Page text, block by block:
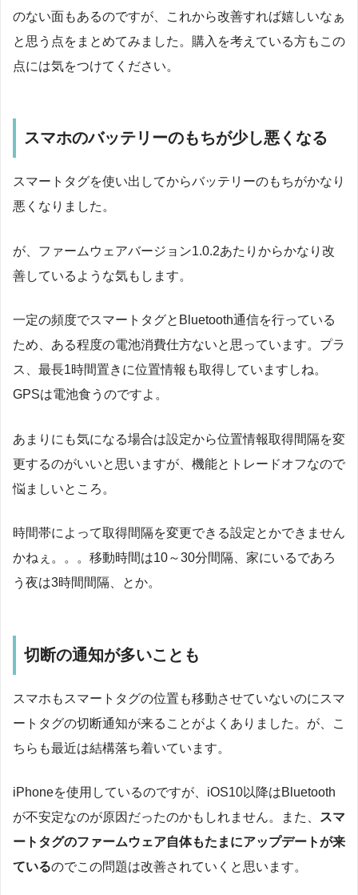
のない面もあるのですが、これから改善すれば嬉しいなぁ
と思う点をまとめてみました。購入を考えている方もこの
点には気をつけてください。
スマホのバッテリーのもちが少し悪くなる
スマートタグを使い出してからバッテリーのもちがかなり
悪くなりました。
が、ファームウェアバージョン1.0.2あたりからかなり改
善しているような気もします。
一定の頻度でスマートタグとBluetooth通信を行っている
ため、ある程度の電池消費仕方ないと思っています。プラ
ス、最長1時間置きに位置情報も取得していますしね。
GPSは電池食うのですよ。
あまりにも気になる場合は設定から位置情報取得間隔を変
更するのがいいと思いますが、機能とトレードオフなので
悩ましいところ。
時間帯によって取得間隔を変更できる設定とかできません
かねぇ。。。移動時間は10～30分間隔、家にいるであろ
う夜は3時間間隔、とか。
切断の通知が多いことも
スマホもスマートタグの位置も移動させていないのにスマ
ートタグの切断通知が来ることがよくありました。が、こ
ちらも最近は結構落ち着いています。
iPhoneを使用しているのですが、iOS10以降はBluetooth
が不安定なのが原因だったのかもしれません。また、
スマ
ートタグのファームウェア自体もたまにアップデートが来
ているのでこの問題は改善されていくと思います。